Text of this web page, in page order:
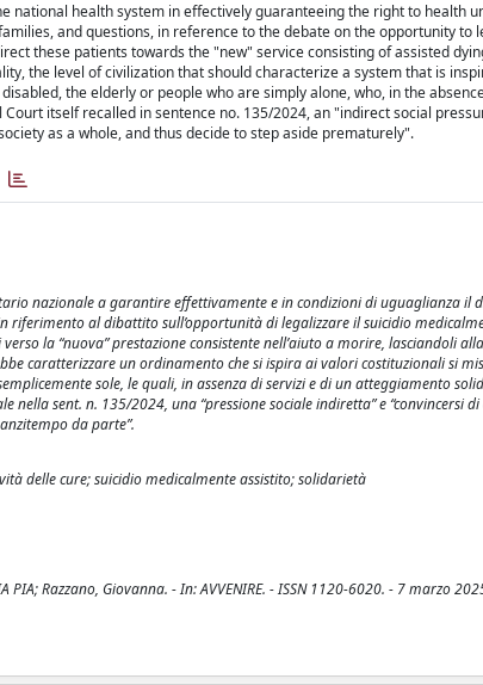
national health system in effectively guaranteeing the right to health
and questions, in reference to the debate on the opportunity to
these patients towards the "new" service consisting of assisted
the level of civilization that should characterize a system that is
the elderly or people who are simply alone, who, in the
itself recalled in sentence no. 135/2024, an "indirect social
as a whole, and thus decide to step aside prematurely".
nazionale a garantire effettivamente e in condizioni di uguaglianza il
al dibattito sull’opportunità di legalizzare il suicidio
la “nuova” prestazione consistente nell’aiuto a morire, lasciandoli
caratterizzare un ordinamento che si ispira ai valori costituzionali si
sole, le quali, in assenza di servizi e di un atteggiamento
nella sent. n. 135/2024, una “pressione sociale indiretta” e “convincersi
da parte”.
delle cure; suicidio medicalmente assistito; solidarietà
Razzano, Giovanna. - In: AVVENIRE. - ISSN 1120-6020. - 7 marzo